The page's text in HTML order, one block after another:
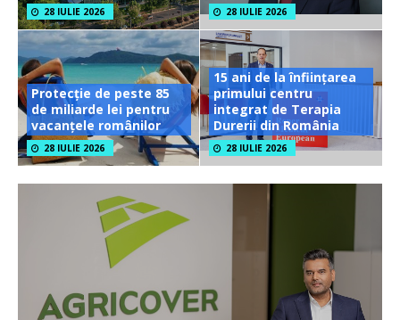
28 IULIE 2026 28 IULIE 2026
Protecție de peste 85
de miliarde lei pentru
vacanțele românilor
28 IULIE 2026
15 ani de la înființarea
primului centru
integrat de Terapia
Durerii din România
28 IULIE 2026